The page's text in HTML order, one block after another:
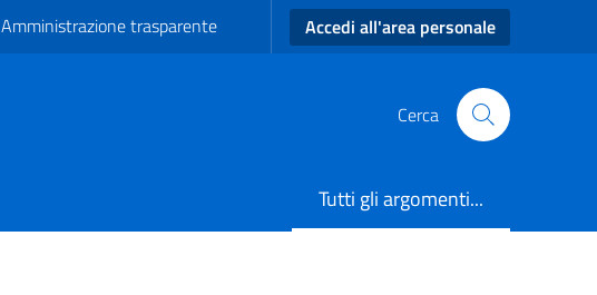
Amministrazione trasparente Accedi all'area personale
Cerca
Tutti gli argomenti...